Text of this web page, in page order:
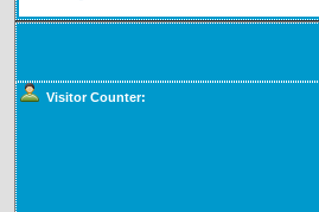
Visitor Counter: